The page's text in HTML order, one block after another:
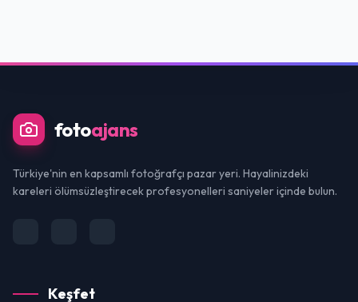
fotoajans
Türkiye'nin en kapsamlı fotoğrafçı pazar yeri. Hayalinizdeki
kareleri ölümsüzleştirecek profesyonelleri saniyeler içinde bulun.
Keşfet